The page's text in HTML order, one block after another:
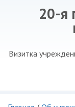
20-я
Визитка